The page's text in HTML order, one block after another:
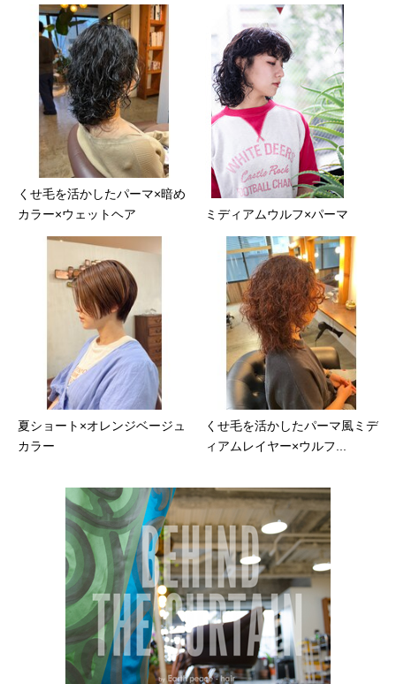
くせ毛を活かしたパーマ×暗め
カラー×ウェットヘア
ミディアムウルフ×パーマ
夏ショート×オレンジベージュ
カラー
くせ毛を活かしたパーマ風ミデ
ィアムレイヤー×ウルフ...